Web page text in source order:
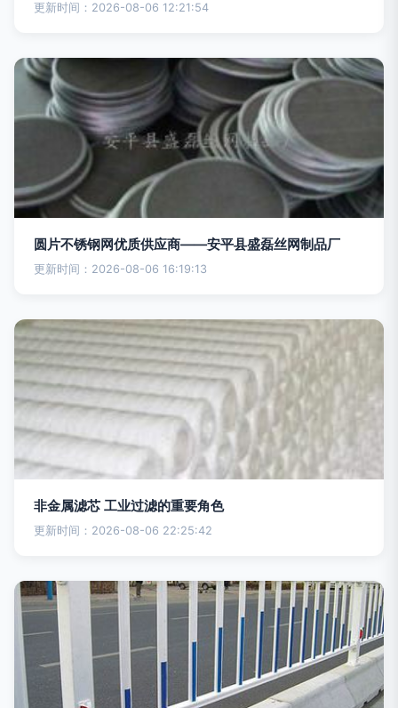
更新时间：2026-08-06 12:21:54
圆片不锈钢网优质供应商——安平县盛磊丝网制品厂
更新时间：2026-08-06 16:19:13
非金属滤芯 工业过滤的重要角色
更新时间：2026-08-06 22:25:42